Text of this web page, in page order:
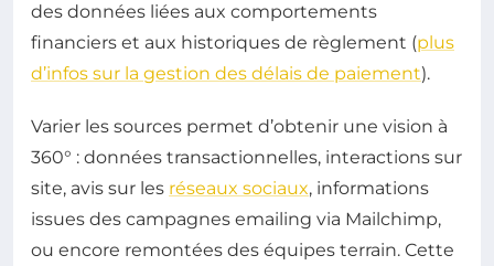
des données liées aux comportements
financiers et aux historiques de règlement (plus
d’infos sur la gestion des délais de paiement).
Varier les sources permet d’obtenir une vision à
360° : données transactionnelles, interactions sur
site, avis sur les réseaux sociaux, informations
issues des campagnes emailing via Mailchimp,
ou encore remontées des équipes terrain. Cette